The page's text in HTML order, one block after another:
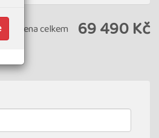
Cena celkem 69 490 Kč